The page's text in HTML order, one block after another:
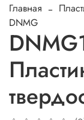
Главная
DNMG